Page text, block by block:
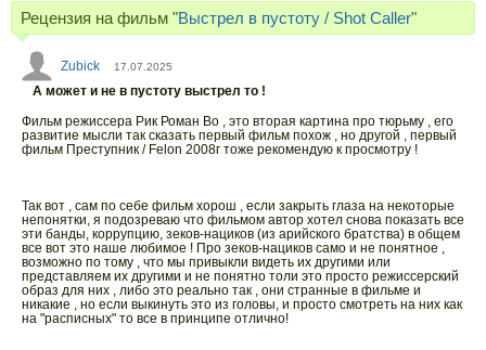
Рецензия на фильм "Выстрел в пустоту / Shot Caller"
Zubick 17.07.2025
А может и не в пустоту выстрел то !
Фильм режиссера Рик Роман Во , это вторая картина про тюрьму , его
развитие мысли так сказать первый фильм похож , но другой , первый
фильм Преступник / Felon 2008г тоже рекомендую к просмотру !
Так вот , сам по себе фильм хорош , если закрыть глаза на некоторые
непонятки, я подозреваю что фильмом автор хотел снова показать все
эти банды, коррупцию, зеков-нациков (из арийского братства) в общем
все вот это наше любимое ! Про зеков-нациков само и не понятное ,
возможно по тому , что мы привыкли видеть их другими или
представляем их другими и не понятно толи это просто режиссерский
образ для них , либо это реально так , они странные в фильме и
никакие , но если выкинуть это из головы, и просто смотреть на них как
на "расписных" то все в принципе отлично!